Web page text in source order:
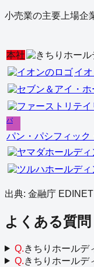
小売業の主要上場企
本社
イ
パ
パン・パシフィック
出典: 金融庁
よくある質問
Q.きちりホールデ
Q.きちりホールデ